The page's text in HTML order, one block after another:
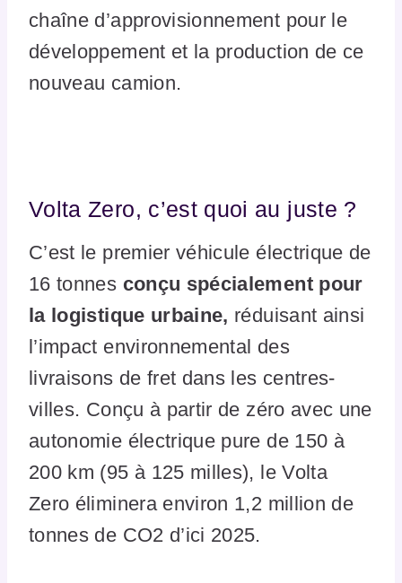
chaîne d’approvisionnement pour le
développement et la production de ce
nouveau camion.
Volta Zero, c’est quoi au juste ?
C’est le premier véhicule électrique de
16 tonnes conçu spécialement pour
la logistique urbaine, réduisant ainsi
l’impact environnemental des
livraisons de fret dans les centres-
villes. Conçu à partir de zéro avec une
autonomie électrique pure de 150 à
200 km (95 à 125 milles), le Volta
Zero éliminera environ 1,2 million de
tonnes de CO2 d’ici 2025.